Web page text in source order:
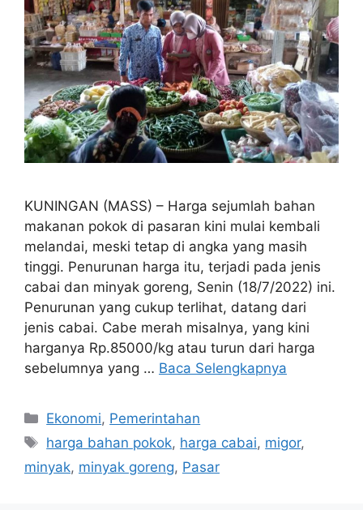
KUNINGAN (MASS) – Harga sejumlah bahan
makanan pokok di pasaran kini mulai kembali
melandai, meski tetap di angka yang masih
tinggi. Penurunan harga itu, terjadi pada jenis
cabai dan minyak goreng, Senin (18/7/2022) ini.
Penurunan yang cukup terlihat, datang dari
jenis cabai. Cabe merah misalnya, yang kini
harganya Rp.85000/kg atau turun dari harga
sebelumnya yang … Baca Selengkapnya
Kategori
Ekonomi, Pemerintahan
Tag
harga bahan pokok, harga cabai, migor,
minyak, minyak goreng, Pasar